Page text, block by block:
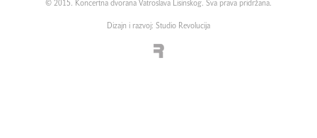
© 2015. Koncertna dvorana Vatroslava Lisinskog. Sva prava pridržana.
Dizajn i razvoj: Studio Revolucija